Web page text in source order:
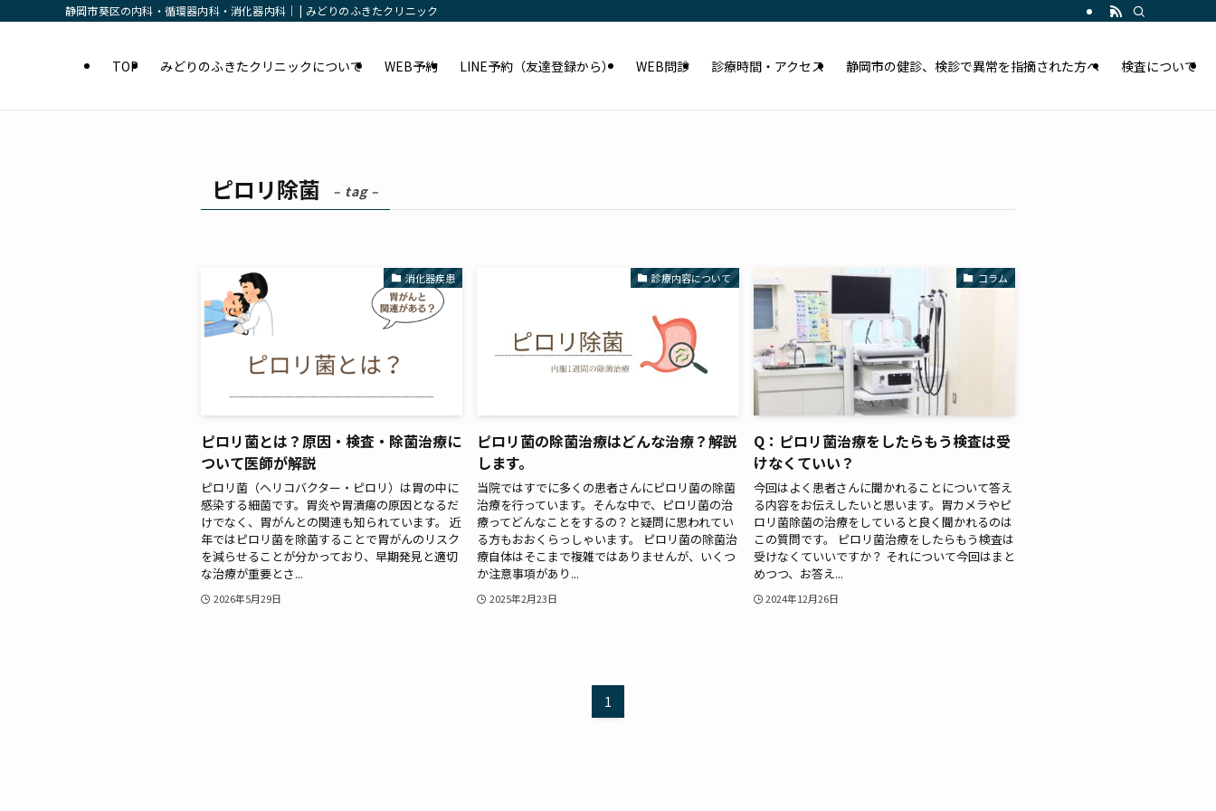
静岡市葵区の内科・循環器内科・消化器内科｜ | みどりのふきたクリニック
TOP みどりのふきたクリニックについて WEB予約 LINE予約（友達登録から） WEB問診 診療時間・アクセス 静岡市の健診、検診で異常を指摘された方へ 検査について
ピロリ除菌 – tag –
消化器疾患
ピロリ菌とは？原因・検査・除菌治療に
ついて医師が解説
ピロリ菌（ヘリコバクター・ピロリ）は胃の中に
感染する細菌です。胃炎や胃潰瘍の原因となるだ
けでなく、胃がんとの関連も知られています。 近
年ではピロリ菌を除菌することで胃がんのリスク
を減らせることが分かっており、早期発見と適切
な治療が重要とさ...
2026年5月29日
診療内容について
ピロリ菌の除菌治療はどんな治療？解説
します。
当院ではすでに多くの患者さんにピロリ菌の除菌
治療を行っています。そんな中で、ピロリ菌の治
療ってどんなことをするの？と疑問に思われてい
る方もおおくらっしゃいます。 ピロリ菌の除菌治
療自体はそこまで複雑ではありませんが、いくつ
か注意事項があり...
2025年2月23日
コラム
Q：ピロリ菌治療をしたらもう検査は受
けなくていい？
今回はよく患者さんに聞かれることについて答え
る内容をお伝えしたいと思います。胃カメラやピ
ロリ菌除菌の治療をしていると良く聞かれるのは
この質問です。 ピロリ菌治療をしたらもう検査は
受けなくていいですか？ それについて今回はまと
めつつ、お答え...
2024年12月26日
1